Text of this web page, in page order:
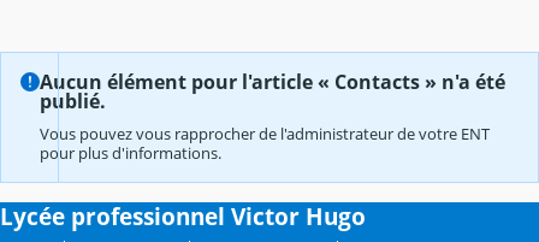
Aucun élément pour l'article « Contacts » n'a été
publié.
Vous pouvez vous rapprocher de l'administrateur de votre ENT
pour plus d'informations.
Lycée professionnel Victor Hugo